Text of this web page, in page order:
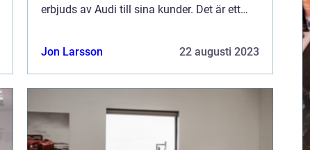
erbjuds av Audi till sina kunder. Det är ett
Jon Larsson 22 augusti 2023